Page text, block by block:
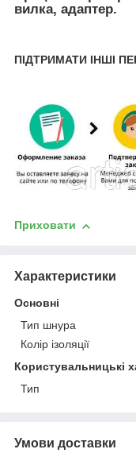
вилка, адаптер.
ПІДТРИМАТИ ІНШІ
Приховати
Характеристики
Основні
Тип шнура
Колір ізоляції
Користувальницькі
Тип
Умови доставки